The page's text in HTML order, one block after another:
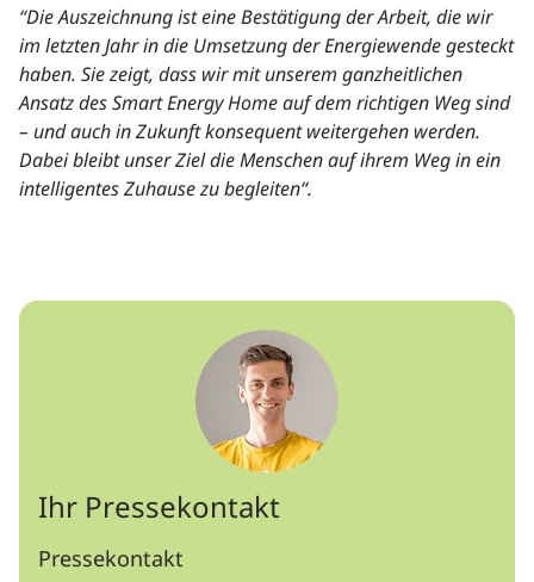
“Die Auszeichnung ist eine Bestätigung der Arbeit, die wir
im letzten Jahr in die Umsetzung der Energiewende gesteckt
haben. Sie zeigt, dass wir mit unserem ganzheitlichen
Ansatz des Smart Energy Home auf dem richtigen Weg sind
– und auch in Zukunft konsequent weitergehen werden.
Dabei bleibt unser Ziel die Menschen auf ihrem Weg in ein
intelligentes Zuhause zu begleiten“.
Ihr Pressekontakt
Pressekontakt